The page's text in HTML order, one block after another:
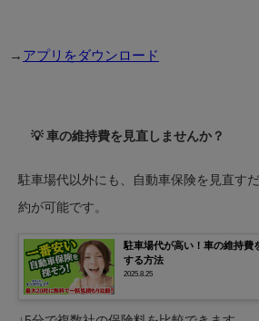
→ アプリをダウンロード
💡 車の維持費を見直しませんか？
駐車場代以外にも、自動車保険を見直す
約が可能です。
駐車場代が高い！車の維持費
する方法
2025.8.25